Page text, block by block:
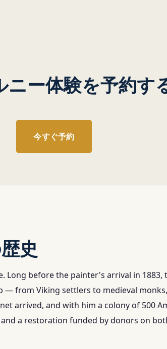
ニー体験を予約す
今すぐ予約
史
Long before the painter's arrival in
— from Viking settlers to medieval
arrived, and with him a colony of 500
a restoration funded by donors on